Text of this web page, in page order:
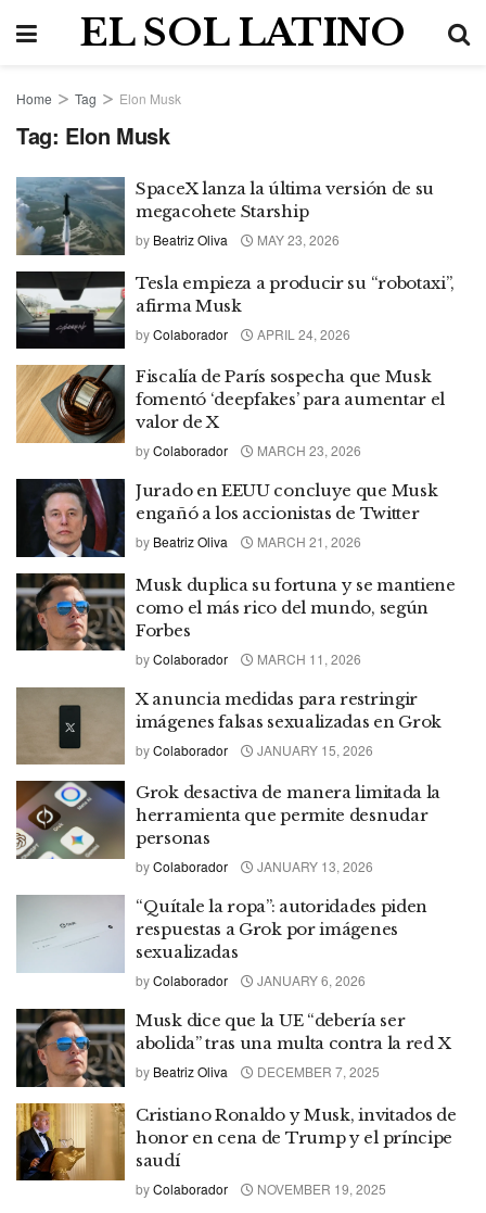
EL SOL LATINO
Home Tag Elon Musk
Tag: Elon Musk
SpaceX lanza la última versión de su
megacohete Starship
by Beatriz Oliva MAY 23, 2026
Tesla empieza a producir su “robotaxi”,
afirma Musk
byColaborador APRIL 24, 2026
Fiscalía de París sospecha que Musk
fomentó ‘deepfakes’ para aumentar el
valor de X
byColaborador MARCH 23, 2026
Jurado en EEUU concluye que Musk
engañó a los accionistas de Twitter
by Beatriz Oliva MARCH 21, 2026
Musk duplica su fortuna y se mantiene
como el más rico del mundo, según
Forbes
byColaborador MARCH 11, 2026
X anuncia medidas para restringir
imágenes falsas sexualizadas en Grok
byColaborador JANUARY 15, 2026
Grok desactiva de manera limitada la
herramienta que permite desnudar
personas
byColaborador JANUARY 13, 2026
“Quítale la ropa”: autoridades piden
respuestas a Grok por imágenes
sexualizadas
byColaborador JANUARY 6, 2026
Musk dice que la UE “debería ser
abolida” tras una multa contra la red X
by Beatriz Oliva DECEMBER 7, 2025
Cristiano Ronaldo y Musk, invitados de
honor en cena de Trump y el príncipe
saudí
byColaborador NOVEMBER 19, 2025